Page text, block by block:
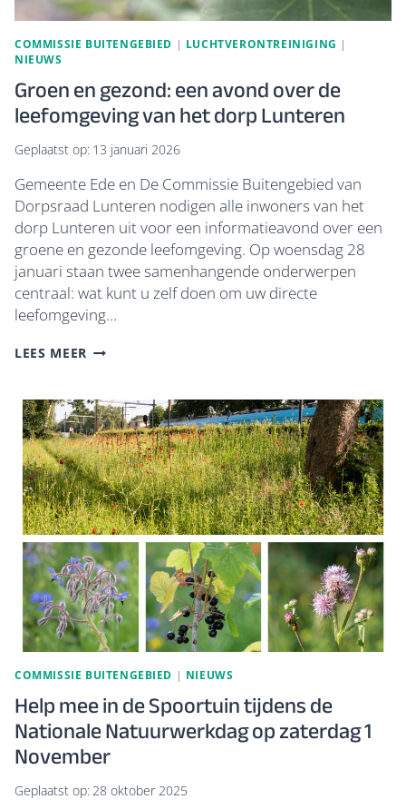
COMMISSIE BUITENGEBIED | LUCHTVERONTREINIGING |
NIEUWS
Groen en gezond: een avond over de
leefomgeving van het dorp Lunteren
Geplaatst op: 13 januari 2026
Gemeente Ede en De Commissie Buitengebied van
Dorpsraad Lunteren nodigen alle inwoners van het
dorp Lunteren uit voor een informatieavond over een
groene en gezonde leefomgeving. Op woensdag 28
januari staan twee samenhangende onderwerpen
centraal: wat kunt u zelf doen om uw directe
leefomgeving…
LEES MEER GROEN
EEN
AVOND
OVER
DE
LEEFOMGEVING
VAN
HET
DORP
LUNTEREN
COMMISSIE BUITENGEBIED | NIEUWS
Help mee in de Spoortuin tijdens de
Nationale Natuurwerkdag op zaterdag 1
November
Geplaatst op:28 oktober 2025